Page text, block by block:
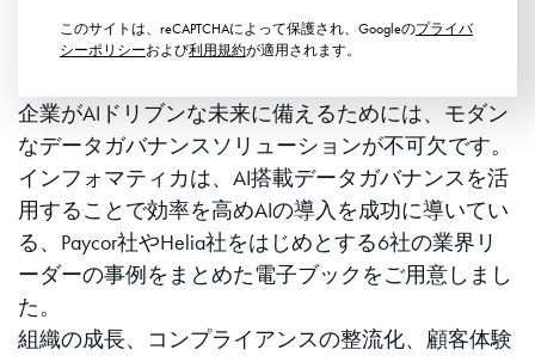
企業がAIドリブンな未来に備えるためには、モダン
なデータガバナンスソリューションが不可欠です。
インフォマティカは、AI搭載データガバナンスを活
用することで効率を高めAIの導入を成功に導いてい
る、Paycor社やHelia社をはじめとする6社の業界リ
ーダーの事例をまとめた電子ブックをご用意しまし
た。
組織の成長、コンプライアンスの整流化、顧客体験
このサイトは、reCAPTCHAによって保護され、Googleのプライバ
シーポリシーおよび利用規約が適用されます。